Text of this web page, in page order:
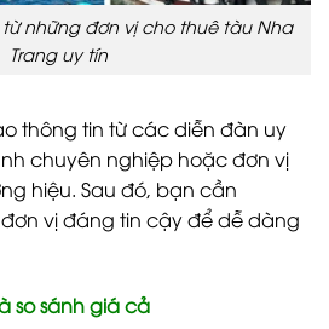
những đơn vị cho thuê tàu Nha
Trang uy tín
thông tin từ các diễn đàn uy
chuyên nghiệp hoặc đơn vị
hiệu. Sau đó, bạn cần
vị đáng tin cậy để dễ dàng
so sánh giá cả